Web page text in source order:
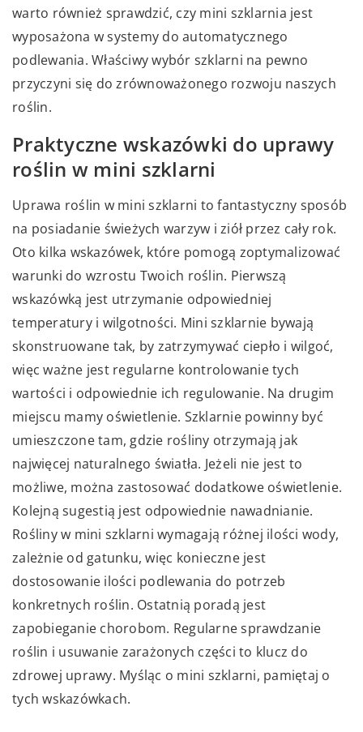
warto również sprawdzić, czy mini szklarnia jest
wyposażona w systemy do automatycznego
podlewania. Właściwy wybór szklarni na pewno
przyczyni się do zrównoważonego rozwoju naszych
roślin.
Praktyczne wskazówki do uprawy
roślin w mini szklarni
Uprawa roślin w mini szklarni to fantastyczny sposób
na posiadanie świeżych warzyw i ziół przez cały rok.
Oto kilka wskazówek, które pomogą zoptymalizować
warunki do wzrostu Twoich roślin. Pierwszą
wskazówką jest utrzymanie odpowiedniej
temperatury i wilgotności. Mini szklarnie bywają
skonstruowane tak, by zatrzymywać ciepło i wilgoć,
więc ważne jest regularne kontrolowanie tych
wartości i odpowiednie ich regulowanie. Na drugim
miejscu mamy oświetlenie. Szklarnie powinny być
umieszczone tam, gdzie rośliny otrzymają jak
najwięcej naturalnego światła. Jeżeli nie jest to
możliwe, można zastosować dodatkowe oświetlenie.
Kolejną sugestią jest odpowiednie nawadnianie.
Rośliny w mini szklarni wymagają różnej ilości wody,
zależnie od gatunku, więc konieczne jest
dostosowanie ilości podlewania do potrzeb
konkretnych roślin. Ostatnią poradą jest
zapobieganie chorobom. Regularne sprawdzanie
roślin i usuwanie zarażonych części to klucz do
zdrowej uprawy. Myśląc o mini szklarni, pamiętaj o
tych wskazówkach.